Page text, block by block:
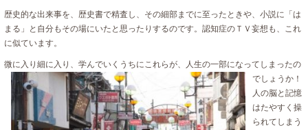
歴史的な出来事を、歴史書で精査し、その細部までに至ったときや、小説に「は
まる」と自分もその場にいたと思ったりするのです。認知症のＴＶ妄想も、これ
に似ています。
微に入り細に入り、学んでいくうちにこれらが、人生の一部になってしまったの
でしょうか！
人の脳と記憶
はたやすく操
られてしまう